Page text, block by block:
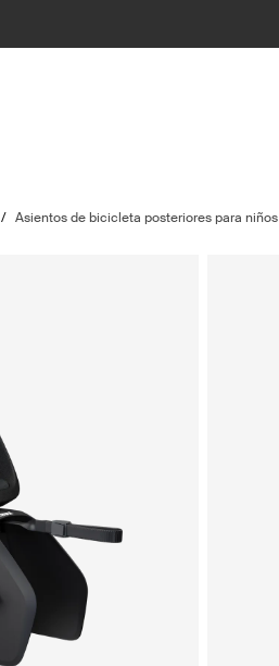
/ Asientos de bicicleta posteriores para niños